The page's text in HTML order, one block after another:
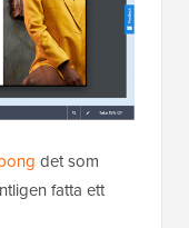
det som
fatta ett